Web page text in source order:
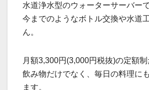
水道浄水型のウォーターサーバーで
今までのようなボトル交換や水道
ん。
月額3,300円(3,000円税抜)の定額制
飲み物だけでなく、毎日の料理に
ます。